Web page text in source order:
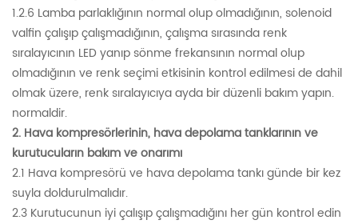
1.2.6 Lamba parlaklığının normal olup olmadığının, solenoid
valfin çalışıp çalışmadığının, çalışma sırasında renk
sıralayıcının LED yanıp sönme frekansının normal olup
olmadığının ve renk seçimi etkisinin kontrol edilmesi de dahil
olmak üzere, renk sıralayıcıya ayda bir düzenli bakım yapın.
normaldir.
2. Hava kompresörlerinin, hava depolama tanklarının ve
kurutucuların bakım ve onarımı
2.1 Hava kompresörü ve hava depolama tankı günde bir kez
suyla doldurulmalıdır.
2.3 Kurutucunun iyi çalışıp çalışmadığını her gün kontrol edin